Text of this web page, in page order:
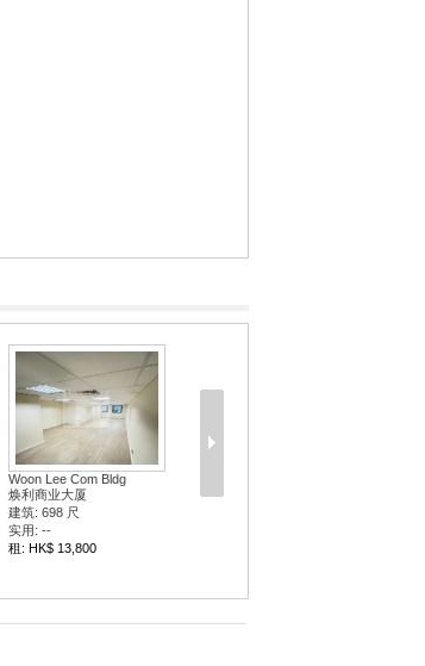
Woon Lee Com Bldg
焕利商业大厦
建筑: 698 尺
实用: --
租: HK$ 13,800